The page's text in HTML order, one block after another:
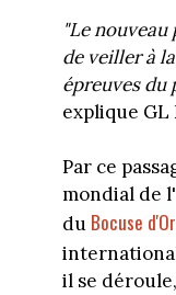
"Le
de veiller à
épreuves du
explique GL
Par ce
mondial de
du Bocuse d'Or
il se